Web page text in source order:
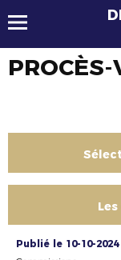
Publié le 10-10-2024